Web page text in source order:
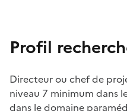
Profil
Directeur ou chef de
niveau 7 minimum dans
dans le domaine